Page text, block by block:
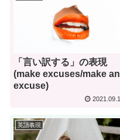
「言い訳する」の表現
(make excuses/make an
excuse)
英語表現